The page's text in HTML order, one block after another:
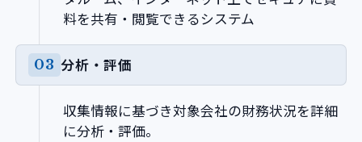
料を共有・閲覧できるシステム
分析・評価
収集情報に基づき対象会社の財務状況を詳細
に分析・評価。